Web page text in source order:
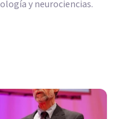
y neurociencias.